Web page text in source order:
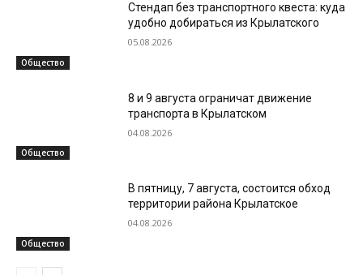
Общество
Стендап без транспортного квеста: куда
удобно добираться из Крылатского
05.08.2026
Общество
8 и 9 августа ограничат движение
транспорта в Крылатском
04.08.2026
Общество
В пятницу, 7 августа, состоится обход
территории района Крылатское
04.08.2026